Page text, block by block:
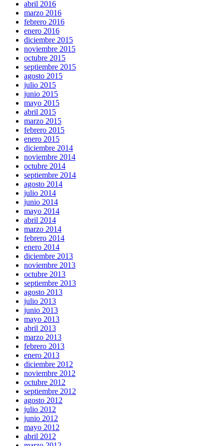
abril 2016
marzo 2016
febrero 2016
enero 2016
diciembre 2015
noviembre 2015
octubre 2015
septiembre 2015
agosto 2015
julio 2015
junio 2015
mayo 2015
abril 2015
marzo 2015
febrero 2015
enero 2015
diciembre 2014
noviembre 2014
octubre 2014
septiembre 2014
agosto 2014
julio 2014
junio 2014
mayo 2014
abril 2014
marzo 2014
febrero 2014
enero 2014
diciembre 2013
noviembre 2013
octubre 2013
septiembre 2013
agosto 2013
julio 2013
junio 2013
mayo 2013
abril 2013
marzo 2013
febrero 2013
enero 2013
diciembre 2012
noviembre 2012
octubre 2012
septiembre 2012
agosto 2012
julio 2012
junio 2012
mayo 2012
abril 2012